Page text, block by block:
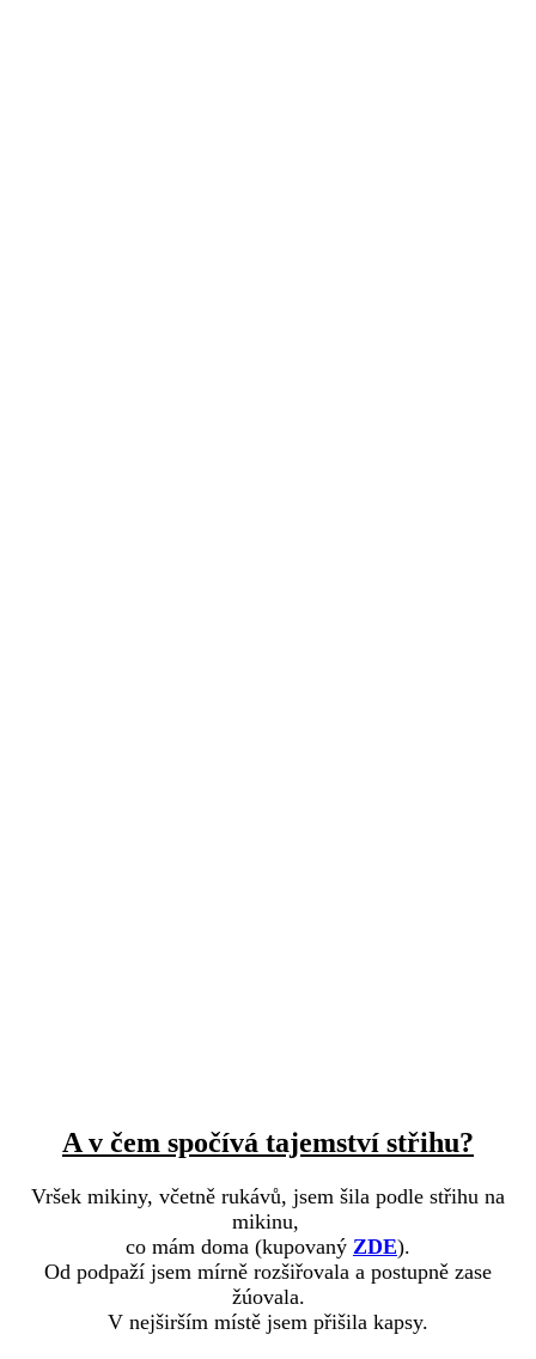
A v čem spočívá tajemství střihu?
Vršek mikiny, včetně rukávů, jsem šila podle střihu na
mikinu,
co mám doma (kupovaný ZDE).
Od podpaží jsem mírně rozšiřovala a postupně zase
žúovala.
V nejširším místě jsem přišila kapsy.